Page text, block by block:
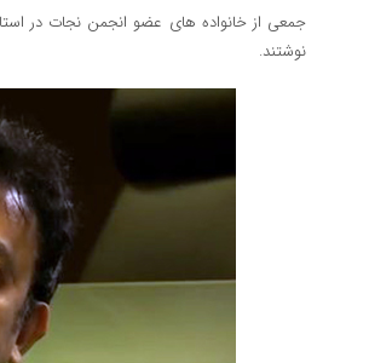
جمعی از خانواده های عضو انجمن نجات در
نوشتند.